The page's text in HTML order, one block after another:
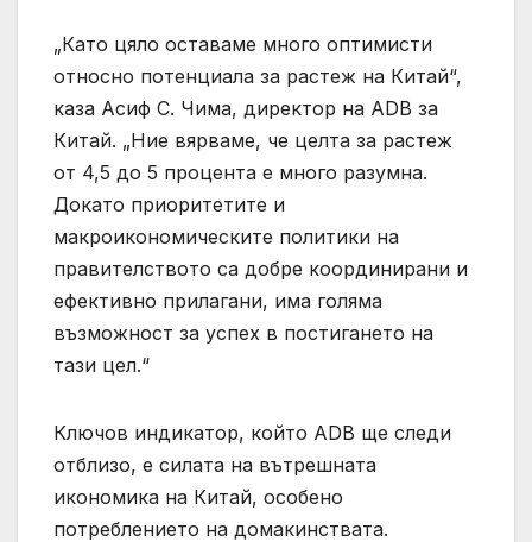
„Като цяло оставаме много оптимисти
относно потенциала за растеж на Китай“,
каза Асиф С. Чима, директор на ADB за
Китай. „Ние вярваме, че целта за растеж
от 4,5 до 5 процента е много разумна.
Докато приоритетите и
макроикономическите политики на
правителството са добре координирани и
ефективно прилагани, има голяма
възможност за успех в постигането на
тази цел.“
Ключов индикатор, който ADB ще следи
отблизо, е силата на вътрешната
икономика на Китай, особено
потреблението на домакинствата.